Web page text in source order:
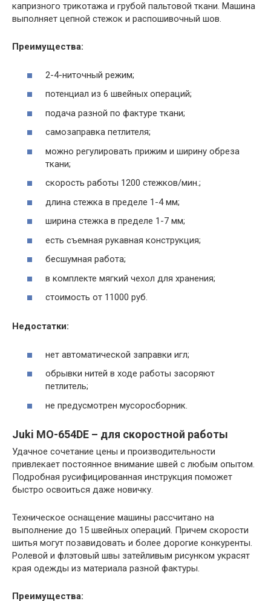
капризного трикотажа и грубой пальтовой ткани. Машина
выполняет цепной стежок и распошивочный шов.
Преимущества:
2-4-ниточный режим;
потенциал из 6 швейных операций;
подача разной по фактуре ткани;
самозаправка петлителя;
можно регулировать прижим и ширину обреза
ткани;
скорость работы 1200 стежков/мин.;
длина стежка в пределе 1-4 мм;
ширина стежка в пределе 1-7 мм;
есть съемная рукавная конструкция;
бесшумная работа;
в комплекте мягкий чехол для хранения;
стоимость от 11000 руб.
Недостатки:
нет автоматической заправки игл;
обрывки нитей в ходе работы засоряют
петлитель;
не предусмотрен мусоросборник.
Juki MO-654DE – для скоростной работы
Удачное сочетание цены и производительности
привлекает постоянное внимание швей с любым опытом.
Подробная русифицированная инструкция поможет
быстро освоиться даже новичку.
Техническое оснащение машины рассчитано на
выполнение до 15 швейных операций. Причем скорости
шитья могут позавидовать и более дорогие конкуренты.
Ролевой и флэтовый швы затейливым рисунком украсят
края одежды из материала разной фактуры.
Преимущества: